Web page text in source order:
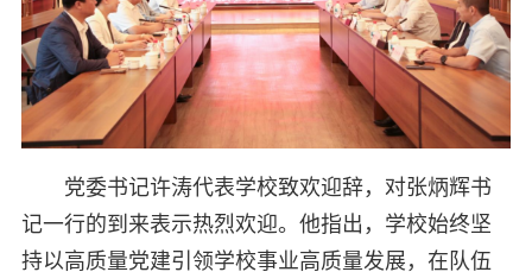
党委书记许涛代表学校致欢迎辞，对张炳辉书
记一行的到来表示热烈欢迎。他指出，学校始终坚
持以高质量党建引领学校事业高质量发展，在队伍